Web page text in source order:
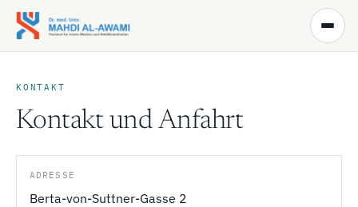
Zum Inhalt springen
KONTAKT
Kontakt und Anfahrt
ADRESSE
Berta-von-Suttner-Gasse 2